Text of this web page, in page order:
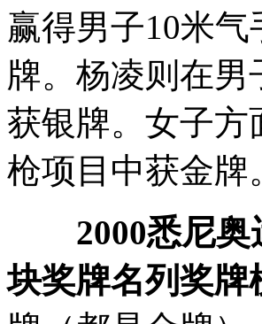
赢得男子10米
牌。杨凌则在
获银牌。女子方
枪项目中获金牌
2000悉尼
块奖牌名列奖牌